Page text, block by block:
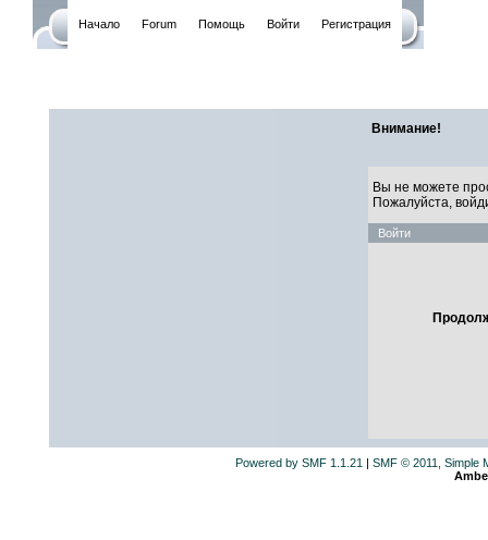
Начало Forum Помощь Войти Регистрация
Внимание!
Вы не можете
Пожалуйста,
Войти
Powered by SMF 1.1.21 | SMF © 2011, Simple